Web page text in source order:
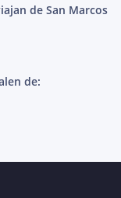
de San Marcos
de: